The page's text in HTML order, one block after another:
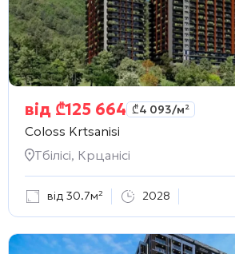
від ₾125 664 ₾4 093/м²
Coloss Krtsanisi
Тбілісі, Крцанісі
від 30.7м² 2028